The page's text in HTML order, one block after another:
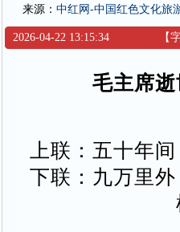
来源： 中红网-中国红色文化旅
2026-04-22 13:15:34 【
毛主席
上联：五十年
下联：九万里